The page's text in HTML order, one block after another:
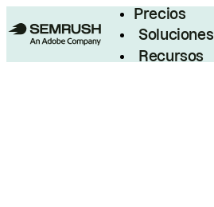
Precios
Soluciones
Recursos